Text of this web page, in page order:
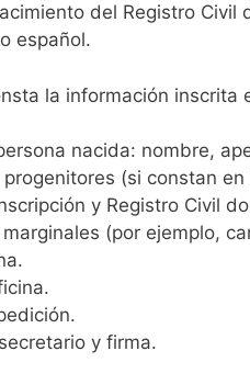
del Registro
español.
la información inscrita
nacida: nombre,
(si constan en
y Registro Civil
(por ejemplo,
y firma.